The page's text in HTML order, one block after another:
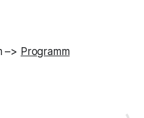
–> Programm